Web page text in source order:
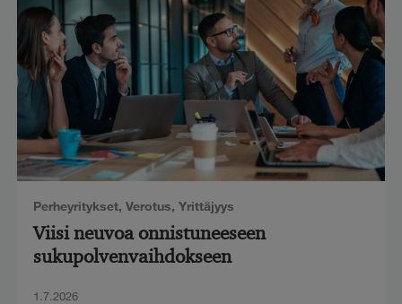
Perheyritykset, Verotus, Yrittäjyys
Viisi neuvoa onnistuneeseen
sukupolvenvaihdokseen
1.7.2026